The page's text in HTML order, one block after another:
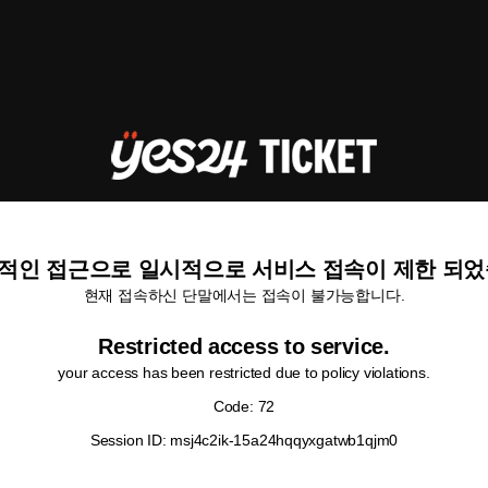
인 접근으로 일시적으로 서비스 접속이 제한 되
현재 접속하신 단말에서는 접속이 불가능합니다.
Restricted access to service.
your access has been restricted due to policy violations.
Code: 72
Session ID: msj4c2ik-15a24hqqyxgatwb1qjm0